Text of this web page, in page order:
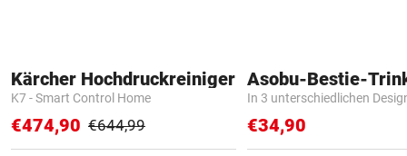
Kärcher Hochdruckreiniger
K7 - Smart Control Home
€474,90 €644,99
Asobu-Bestie-
In 3 unterschiedlichen
€34,90